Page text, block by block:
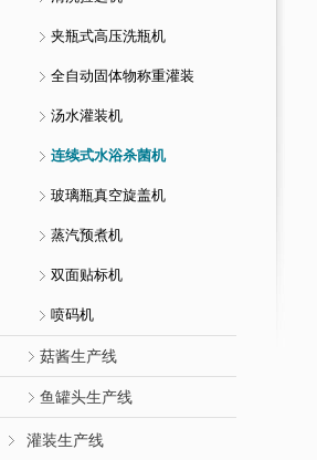
夹瓶式高压洗瓶机
全自动固体物称重灌装
汤水灌装机
连续式水浴杀菌机
玻璃瓶真空旋盖机
蒸汽预煮机
双面贴标机
喷码机
菇酱生产线
鱼罐头生产线
灌装生产线